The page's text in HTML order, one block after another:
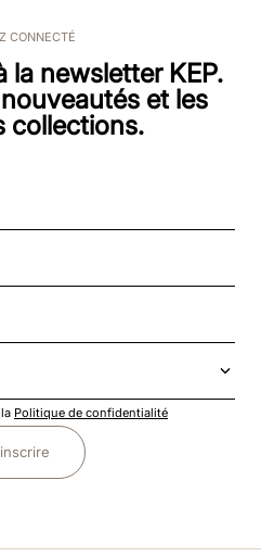
CONNECTÉ
la newsletter KEP.
et les
collections.
Politique de confidentialité